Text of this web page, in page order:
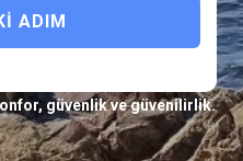
ADIM
güvenlik ve güvenilirlik.